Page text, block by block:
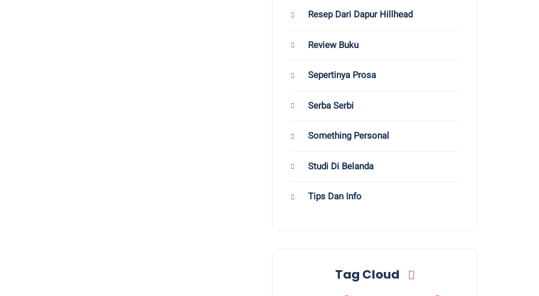
Resep Dari Dapur Hillhead
Review Buku
Sepertinya Prosa
Serba Serbi
Something Personal
Studi Di Belanda
Tips Dan Info
Tag Cloud